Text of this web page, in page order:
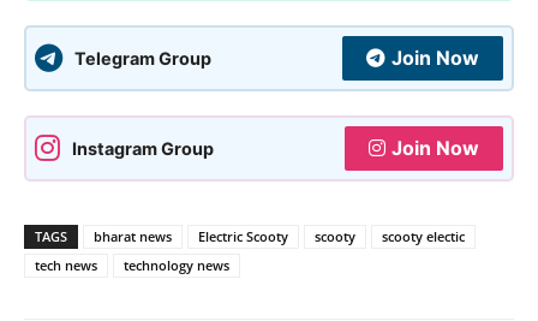
Telegram Group Join Now
Instagram Group Join Now
TAGS bharat news Electric Scooty scooty
scooty electic
tech news
technology news